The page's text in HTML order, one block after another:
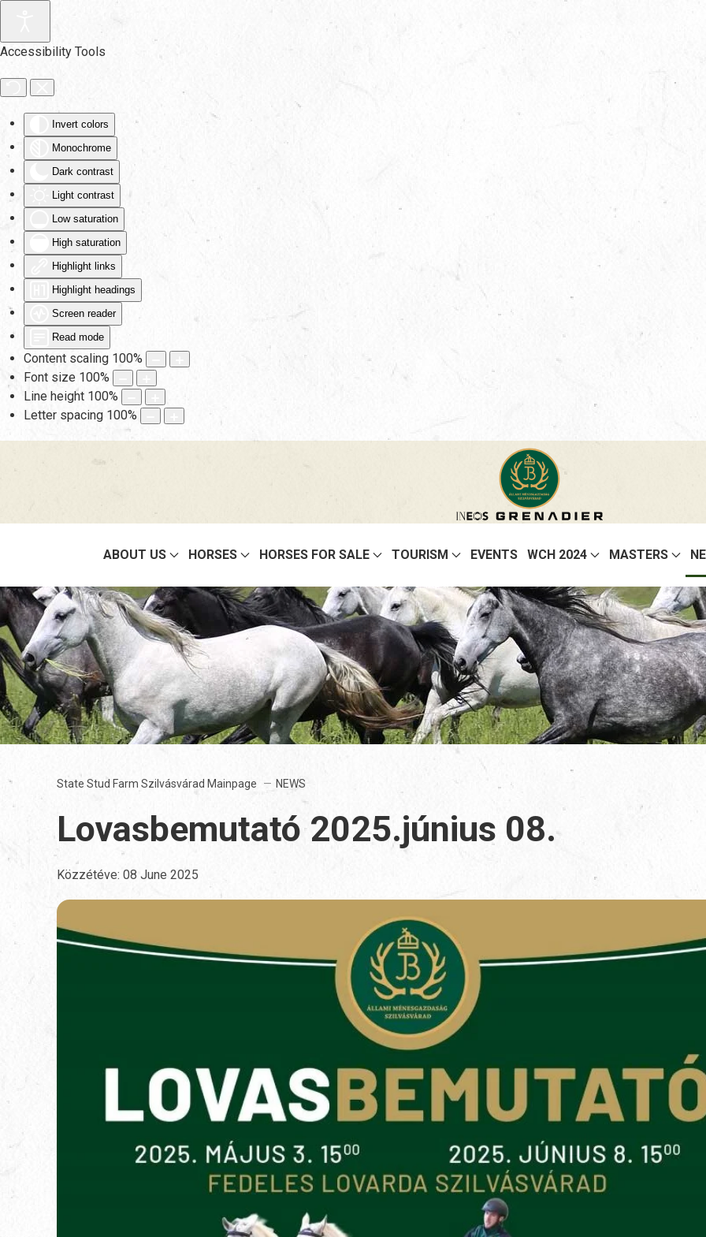
Accessibility Tools
Invert colors
Monochrome
Dark contrast
Light contrast
Low saturation
High saturation
Highlight links
Highlight headings
Screen reader
Read mode
Content scaling 100%
Font size 100%
Line height 100%
Letter spacing 100%
Skip to main content
ABOUT US HORSES HORSES FOR SALE TOURISM EVENTS WCH 2024 MASTERS
State Stud Farm Szilvásvárad Mainpage NEWS
Lovasbemutató 2025.június 08.
Közzétéve: 08 June 2025